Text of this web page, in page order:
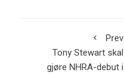
Prev
Tony Stewart skal
gjøre NHRA-debut i